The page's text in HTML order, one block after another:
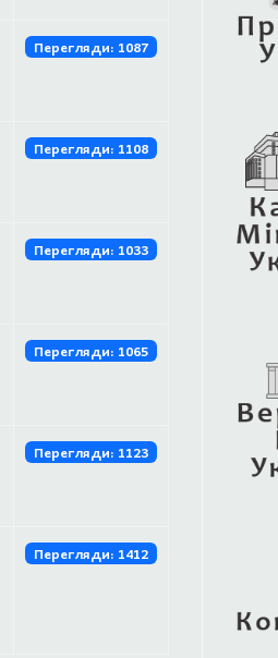
Перегляди: 1087
Перегляди: 1108
Перегляди: 1033
Перегляди: 1065
Перегляди: 1123
Перегляди: 1412